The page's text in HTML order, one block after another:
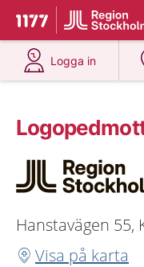
Till startsidan för
Du har valt
Logga in
på 1177.se
Hanstavägen 55,
Visa på karta